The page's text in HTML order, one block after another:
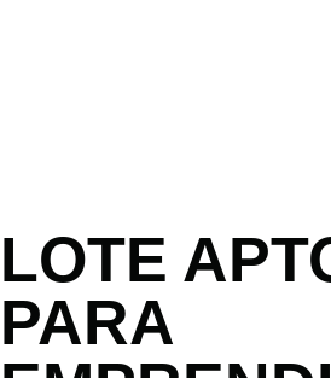
LOTE
PARA